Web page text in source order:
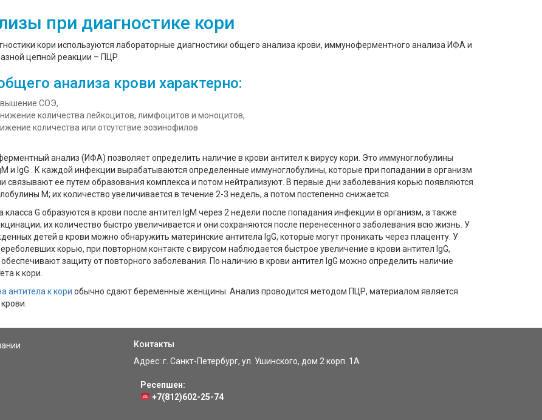
при диагностике кори
кори используются лабораторные диагностики общего анализа крови, иммуноферментного анализа ИФА и
цепной реакции – ПЦР.
анализа крови характерно:
СОЭ,
количества лейкоцитов, лимфоцитов и моноцитов,
количества или отсутствие эозинофилов
анализ (ИФА) позволяет определить наличие в крови антител к вирусу кори. Это иммуноглобулины
и IgG . К каждой инфекции вырабатываются определенные иммуноглобулины, которые при попадании в организм
связывают ее путем образования комплекса и потом нейтрализуют. В первые дни заболевания корью появляются
М; их количество увеличивается в течение 2-3 недель, а потом постепенно снижается.
класса G образуются в крови после антител IgM через 2 недели после попадания инфекции в организм, а также
их количество быстро увеличивается и они сохраняются после перенесенного заболевания всю жизнь. У
детей в крови можно обнаружить материнские антитела IgG, которые могут проникать через плаценту. У
корью, при повторном контакте с вирусом наблюдается быстрое увеличение в крови антител IgG,
защиту от повторного заболевания. По наличию в крови антител IgG можно определить наличие
к кори.
антитела к кори обычно сдают беременные женщины. Анализ проводится методом ПЦР, материалом является
Контакты
Адрес: г. Санкт-Петербург, ул. Ушинского, дом 2 корп. 1А
Ресепшен:
+7(812)602-25-74